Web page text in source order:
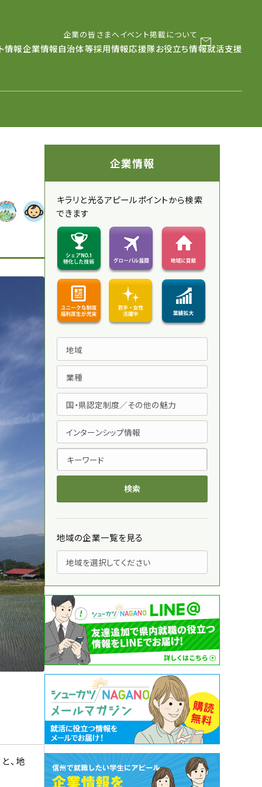
企業の皆さまへイベント掲載について
メールマガジン
LINE
情報企業情報自治体等採用情報応援隊お役立ち情報就活支援
、地
企業情報
キラリと光るアピールポイントから検索
できます
地域の企業一覧を見る